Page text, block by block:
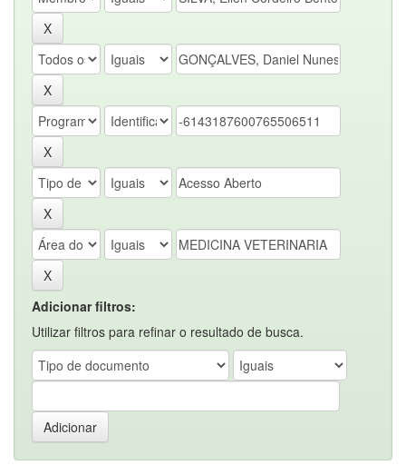
Adicionar filtros:
Utilizar filtros para refinar o resultado de busca.